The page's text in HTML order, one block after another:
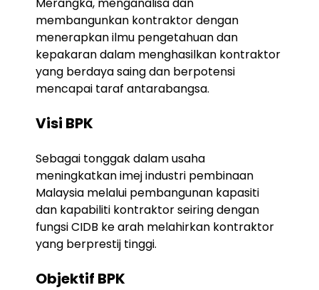
Merangka, menganalisa dan
membangunkan kontraktor dengan
menerapkan ilmu pengetahuan dan
kepakaran dalam menghasilkan kontraktor
yang berdaya saing dan berpotensi
mencapai taraf antarabangsa.
Visi BPK
Sebagai tonggak dalam usaha
meningkatkan imej industri pembinaan
Malaysia melalui pembangunan kapasiti
dan kapabiliti kontraktor seiring dengan
fungsi CIDB ke arah melahirkan kontraktor
yang berprestij tinggi.
Objektif BPK